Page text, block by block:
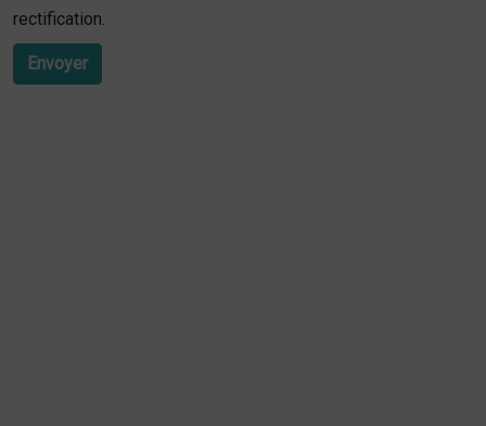
rectification.
Envoyer